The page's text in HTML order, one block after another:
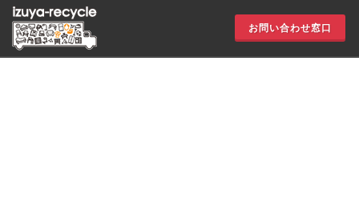
お問い合わせ窓口